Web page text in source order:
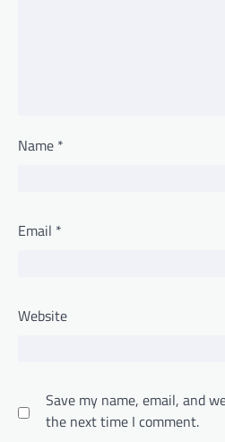
Name *
Email *
Website
Save my name, email, and
the next time I comment.